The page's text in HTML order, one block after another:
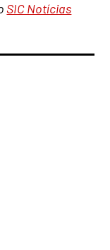
SIC Notícias